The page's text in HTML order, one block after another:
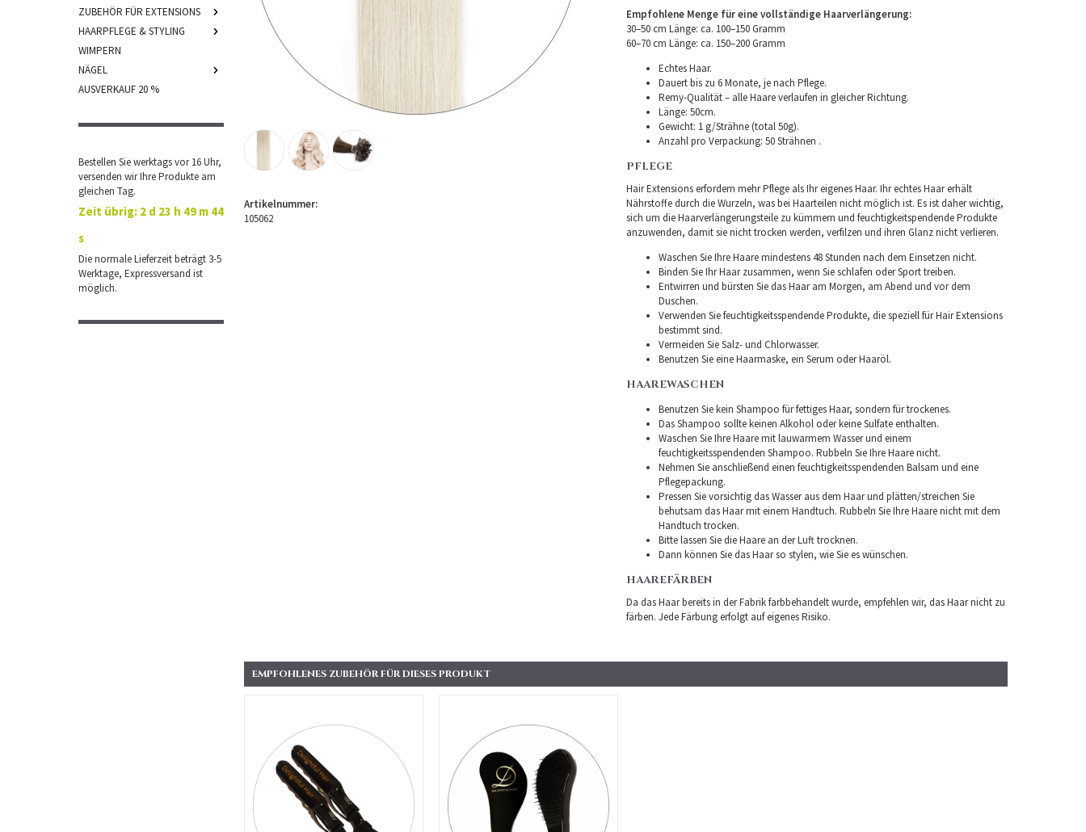
ZUBEHÖR FÜR EXTENSIONS
HAARPFLEGE & STYLING
WIMPERN
NÄGEL
AUSVERKAUF 20 %
Bestellen Sie werktags vor 16 Uhr,
versenden wir Ihre Produkte am
gleichen Tag.
Zeit übrig: 2 d 23 h 49 m 44
s
Die normale Lieferzeit beträgt 3-5
Werktage, Expressversand ist
möglich.
Empfohlene Menge für eine vollständige Haarverlängerung:
30–50 cm Länge: ca. 100–150 Gramm
60–70 cm Länge: ca. 150–200 Gramm
Echtes Haar.
Dauert bis zu 6 Monate, je nach Pflege.
Remy-Qualität – alle Haare verlaufen in gleicher Richtung.
Länge: 50cm.
Gewicht: 1 g/Strähne (total 50g).
Anzahl pro Verpackung: 50 Strähnen .
PFLEGE
Hair Extensions erfordern mehr Pflege als Ihr eigenes Haar. Ihr echtes Haar erhält
Nährstoffe durch die Wurzeln, was bei Haarteilen nicht möglich ist. Es ist daher wichtig,
sich um die Haarverlängerungsteile zu kümmern und feuchtigkeitspendende Produkte
anzuwenden, damit sie nicht trocken werden, verfilzen und ihren Glanz nicht verlieren.
Waschen Sie Ihre Haare mindestens 48 Stunden nach dem Einsetzen nicht.
Binden Sie Ihr Haar zusammen, wenn Sie schlafen oder Sport treiben.
Entwirren und bürsten Sie das Haar am Morgen, am Abend und vor dem
Duschen.
Verwenden Sie feuchtigkeitsspendende Produkte, die speziell für Hair Extensions
bestimmt sind.
Vermeiden Sie Salz- und Chlorwasser.
Benutzen Sie eine Haarmaske, ein Serum oder Haaröl.
HAAREWASCHEN
Benutzen Sie kein Shampoo für fettiges Haar, sondern für trockenes.
Das Shampoo sollte keinen Alkohol oder keine Sulfate enthalten.
Waschen Sie Ihre Haare mit lauwarmem Wasser und einem
feuchtigkeitsspendenden Shampoo. Rubbeln Sie Ihre Haare nicht.
Nehmen Sie anschließend einen feuchtigkeitsspendenden Balsam und eine
Pflegepackung.
Pressen Sie vorsichtig das Wasser aus dem Haar und plätten/streichen Sie
behutsam das Haar mit einem Handtuch. Rubbeln Sie Ihre Haare nicht mit dem
Handtuch trocken.
Bitte lassen Sie die Haare an der Luft trocknen.
Dann können Sie das Haar so stylen, wie Sie es wünschen.
HAAREFÄRBEN
Da das Haar bereits in der Fabrik farbbehandelt wurde, empfehlen wir, das Haar nicht zu
färben. Jede Färbung erfolgt auf eigenes Risiko.
Artikelnummer:
105062
EMPFOHLENES ZUBEHÖR FÜR DIESES PRODUKT